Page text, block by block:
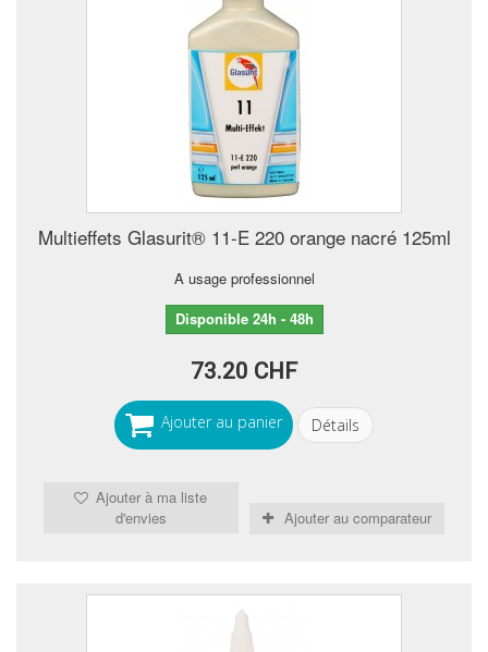
Multieffets Glasurit® 11-E 220 orange nacré 125ml
A usage professionnel
Disponible 24h - 48h
73.20 CHF
Ajouter au panier Détails
Ajouter à ma liste
d'envies
Ajouter au comparateur